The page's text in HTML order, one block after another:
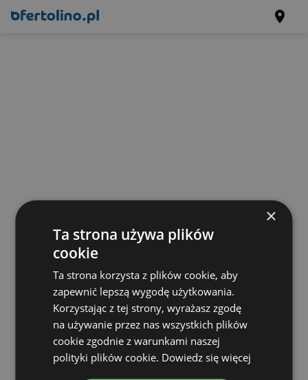
×
Ta strona używa plików
cookie
Ta strona korzysta z plików cookie, aby
zapewnić lepszą wygodę użytkowania.
Korzystając z tej strony, wyrażasz zgodę
na używanie przez nas wszystkich plików
cookie zgodnie z warunkami naszej
polityki plików cookie. Dowiedz się więcej